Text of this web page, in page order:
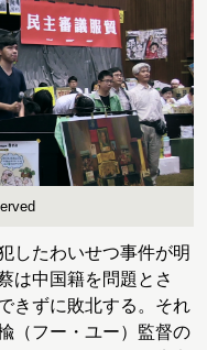
したわいせつ事件が明
は中国籍を問題とさ
きずに敗北する。それ
（フー・ユー）監督の